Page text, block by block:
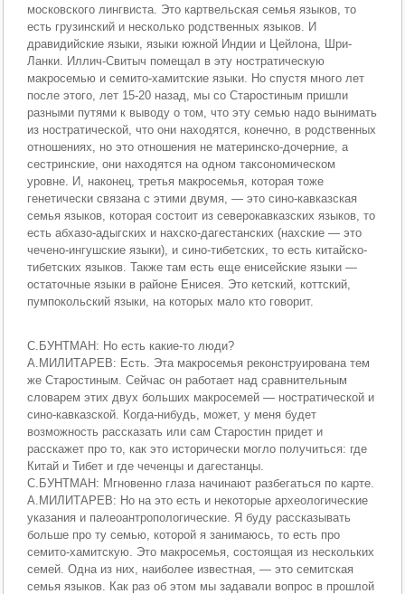
московского лингвиста. Это картвельская семья языков, то
есть грузинский и несколько родственных языков. И
дравидийские языки, языки южной Индии и Цейлона, Шри-
Ланки. Иллич-Свитыч помещал в эту ностратическую
макросемью и семито-хамитские языки. Но спустя много лет
после этого, лет 15-20 назад, мы со Старостиным пришли
разными путями к выводу о том, что эту семью надо вынимать
из ностратической, что они находятся, конечно, в родственных
отношениях, но это отношения не материнско-дочерние, а
сестринские, они находятся на одном таксономическом
уровне. И, наконец, третья макросемья, которая тоже
генетически связана с этими двумя, — это сино-кавказская
семья языков, которая состоит из северокавказских языков, то
есть абхазо-адыгских и нахско-дагестанских (нахские — это
чечено-ингушские языки), и сино-тибетских, то есть китайско-
тибетских языков. Также там есть еще енисейские языки —
остаточные языки в районе Енисея. Это кетский, коттский,
пумпокольский языки, на которых мало кто говорит.
С.БУНТМАН: Но есть какие-то люди?
А.МИЛИТАРЕВ: Есть. Эта макросемья реконструирована тем
же Старостиным. Сейчас он работает над сравнительным
словарем этих двух больших макросемей — ностратической и
сино-кавказской. Когда-нибудь, может, у меня будет
возможность рассказать или сам Старостин придет и
расскажет про то, как это исторически могло получиться: где
Китай и Тибет и где чеченцы и дагестанцы.
С.БУНТМАН: Мгновенно глаза начинают разбегаться по карте.
А.МИЛИТАРЕВ: Но на это есть и некоторые археологические
указания и палеоантропологические. Я буду рассказывать
больше про ту семью, которой я занимаюсь, то есть про
семито-хамитскую. Это макросемья, состоящая из нескольких
семей. Одна из них, наиболее известная, — это семитская
семья языков. Как раз об этом мы задавали вопрос в прошлой